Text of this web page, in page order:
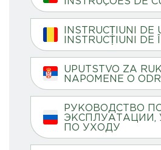
INSTRUCȚIUNI DE
INSTRUCȚIUNI DE
UPUTSTVO ZA
NAPOMENE O
РУКОВОДСТВО
ЭКСПЛУАТАЦИИ,
ПО УХОДУ